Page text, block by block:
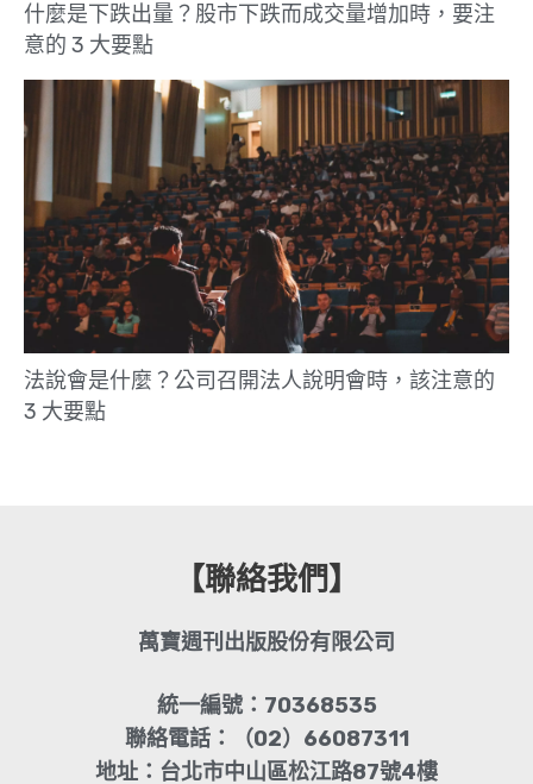
什麼是下跌出量？股市下跌而成交量增加時，要注
意的 3 大要點
法說會是什麼？公司召開法人說明會時，該注意的
3 大要點
【聯絡我們】
萬寶週刊出版股份有限公司
統一編號：70368535
聯絡電話：（02）66087311
地址：台北市中山區松江路87號4樓